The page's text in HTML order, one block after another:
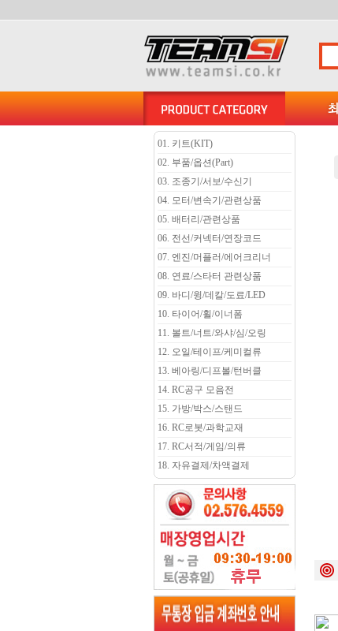
01. 키트(KIT)
02. 부품/옵션(Part)
03. 조종기/서보/수신기
04. 모터/변속기/관련상품
05. 배터리/관련상품
06. 전선/커넥터/연장코드
07. 엔진/머플러/에어크리너
08. 연료/스타터 관련상품
09. 바디/윙/데칼/도료/LED
10. 타이어/휠/이너폼
11. 볼트/너트/와샤/심/오링
12. 오일/테이프/케미컬류
13. 베아링/디프볼/턴버클
14. RC공구 모음전
15. 가방/박스/스탠드
16. RC로봇/과학교재
17. RC서적/게임/의류
18. 자유결제/차액결제